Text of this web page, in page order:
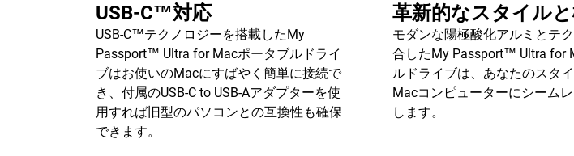
USB-C™対応
USB-C™テクノロジーを搭載したMy
Passport™ Ultra for Macポータブルドライ
ブはお使いのMacにすばやく簡単に接続で
き、付属のUSB-C to USB-Aアダプターを使
用すれば旧型のパソコンとの互換性も確保
できます。
革新的なスタイル
モダンな陽極酸化アルミとテ
合したMy Passport™ Ultra for
ルドライブは、あなたのスタ
Macコンピューターにシーム
します。